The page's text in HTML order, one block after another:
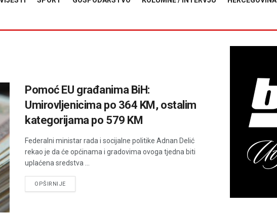
Pomoć EU građanima BiH:
Umirovljenicima po 364 KM, ostalim
kategorijama po 579 KM
Federalni ministar rada i socijalne politike Adnan Delić
rekao je da će općinama i gradovima ovoga tjedna biti
uplaćena sredstva ...
OPŠIRNIJEDETAILS